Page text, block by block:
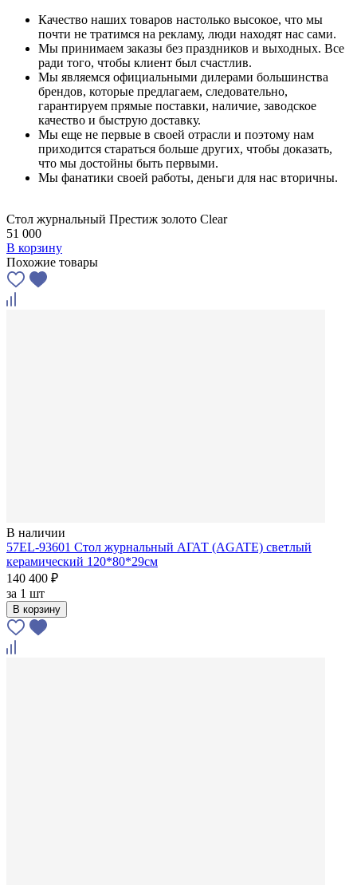
Качество наших товаров настолько высокое, что мы
почти не тратимся на рекламу, люди находят нас сами.
Мы принимаем заказы без праздников и выходных. Все
ради того, чтобы клиент был счастлив.
Мы являемся официальными дилерами большинства
брендов, которые предлагаем, следовательно,
гарантируем прямые поставки, наличие, заводское
качество и быструю доставку.
Мы еще не первые в своей отрасли и поэтому нам
приходится стараться больше других, чтобы доказать,
что мы достойны быть первыми.
Мы фанатики своей работы, деньги для нас вторичны.
Стол журнальный Престиж золото Clear
51 000
В корзину
Похожие товары
В наличии
57EL-93601 Стол журнальный АГАТ (AGATE) светлый
керамический 120*80*29см
140 400 ₽
за 1 шт
В корзину